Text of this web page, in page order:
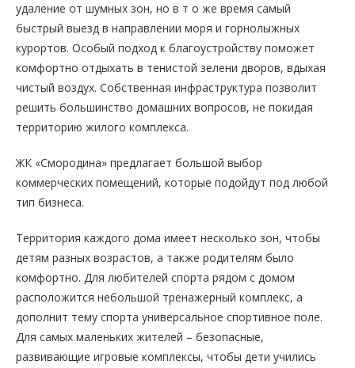
удаление от шумных зон, но в т о же время самый
быстрый выезд в направлении моря и горнолыжных
курортов. Особый подход к благоустройству поможет
комфортно отдыхать в тенистой зелени дворов, вдыхая
чистый воздух. Собственная инфраструктура позволит
решить большинство домашних вопросов, не покидая
территорию жилого комплекса.
ЖК «Смородина» предлагает большой выбор
коммерческих помещений, которые подойдут под любой
тип бизнеса.
Территория каждого дома имеет несколько зон, чтобы
детям разных возрастов, а также родителям было
комфортно. Для любителей спорта рядом с домом
расположится небольшой тренажерный комплекс, а
дополнит тему спорта универсальное спортивное поле.
Для самых маленьких жителей – безопасные,
развивающие игровые комплексы, чтобы дети учились